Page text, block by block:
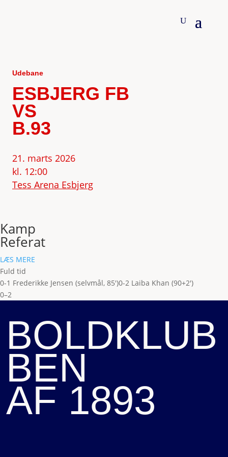
Udebane
ESBJERG FB
VS
B.93
21. marts 2026
kl. 12:00
Tess Arena Esbjerg
Kamp
Referat
LÆS MERE
Fuld tid
0-1 Frederikke Jensen (selvmål, 85')0-2 Laiba Khan (90+2')
0–2
BOLDKLUB
BEN
AF 1893